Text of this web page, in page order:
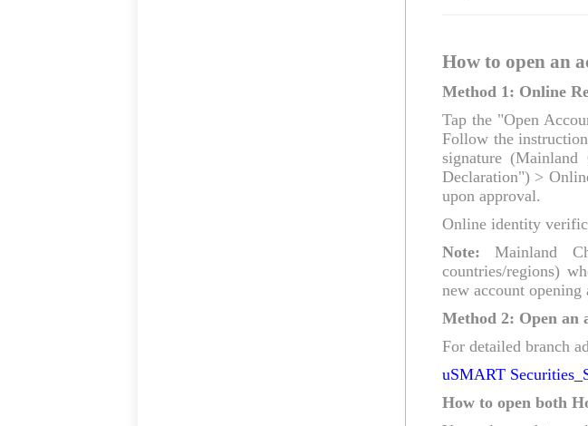
How to open an
Method 1: Online
Tap the "Open
Follow the
signature
Declaration") >
upon approval.
Online identity
Note:
Mainland
countries/regions)
new account
Method 2: Open an
For detailed branch
uSMART
How to open both